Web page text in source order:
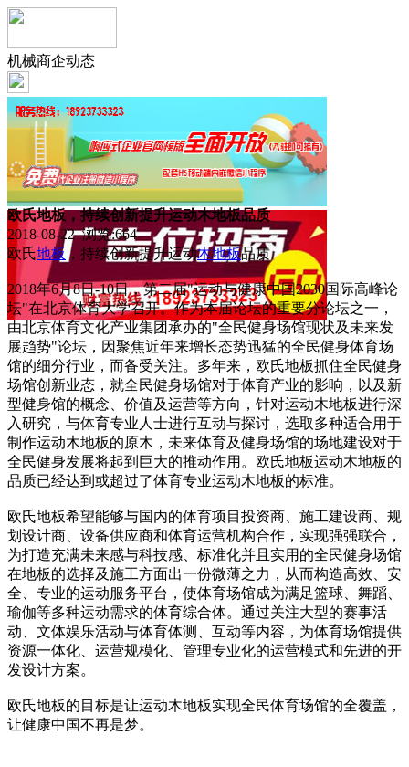
机械商企动态
欧氏地板，持续创新提升运动木地板品质
2018-08-22 浏览:664
欧氏地板 ，持续创新提升运动木地板品质
2018年6月8日-10日，第二届"运动与健康中国2030国际高峰论
坛"在北京体育大学召开。作为本届论坛的重要分论坛之一，
由北京体育文化产业集团承办的"全民健身场馆现状及未来发
展趋势"论坛，因聚焦近年来增长态势迅猛的全民健身体育场
馆的细分行业，而备受关注。多年来，欧氏地板抓住全民健身
场馆创新业态，就全民健身场馆对于体育产业的影响，以及新
型健身馆的概念、价值及运营等方向，针对运动木地板进行深
入研究，与体育专业人士进行互动与探讨，选取多种适合用于
制作运动木地板的原木，未来体育及健身场馆的场地建设对于
全民健身发展将起到巨大的推动作用。欧氏地板运动木地板的
品质已经达到或超过了体育专业运动木地板的标准。
欧氏地板希望能够与国内的体育项目投资商、施工建设商、规
划设计商、设备供应商和体育运营机构合作，实现强强联合，
为打造充满未来感与科技感、标准化并且实用的全民健身场馆
在地板的选择及施工方面出一份微薄之力，从而构造高效、安
全、专业的运动服务平台，使体育场馆成为满足篮球、舞蹈、
瑜伽等多种运动需求的体育综合体。通过关注大型的赛事活
动、文体娱乐活动与体育体测、互动等内容，为体育场馆提供
资源一体化、运营规模化、管理专业化的运营模式和先进的开
发设计方案。
欧氏地板的目标是让运动木地板实现全民体育场馆的全覆盖，
让健康中国不再是梦。